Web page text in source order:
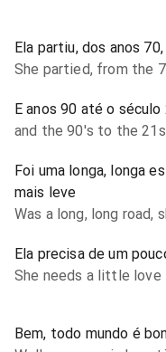
Ela partiu, dos anos
She partied, from the
E anos 90 até o século
and the 90's to the
Foi uma longa, longa
mais leve
Was a long, long road,
Ela precisa de um
She needs a little love
Bem, todo mundo é